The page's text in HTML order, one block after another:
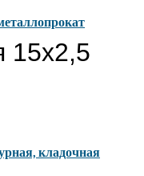
кладочная
15х2,5